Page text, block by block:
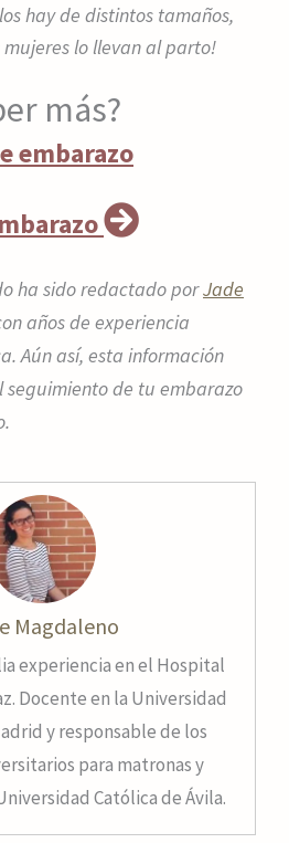
hay de distintos tamaños,
mujeres lo llevan al parto!
más?
embarazo
ha sido redactado porJade
años de experiencia
Aún así, esta información
de tu embarazo
Magdaleno
experiencia en el Hospital
Docente en la Universidad
y responsable de los
para matronas y
Católica de Ávila.